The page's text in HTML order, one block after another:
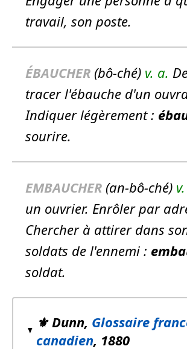
travail, son poste.
ÉBAUCHER (bô-ché) v. a.
tracer l'ébauche d'un
Indiquer légèrement :
sourire.
EMBAUCHER (an-bô-ché)
un ouvrier. Enrôler par
Chercher à attirer dans
soldats de l'ennemi :
soldat.
⚜️ Dunn, Glossaire
canadien, 1880